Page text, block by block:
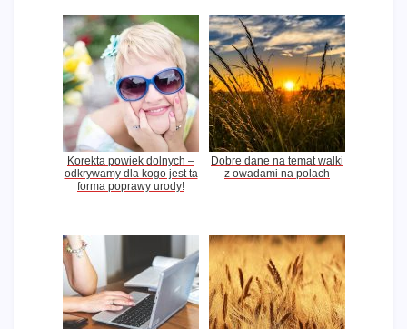
Korekta powiek dolnych –
odkrywamy dla kogo jest ta
forma poprawy urody!
Dobre dane na temat walki
z owadami na polach